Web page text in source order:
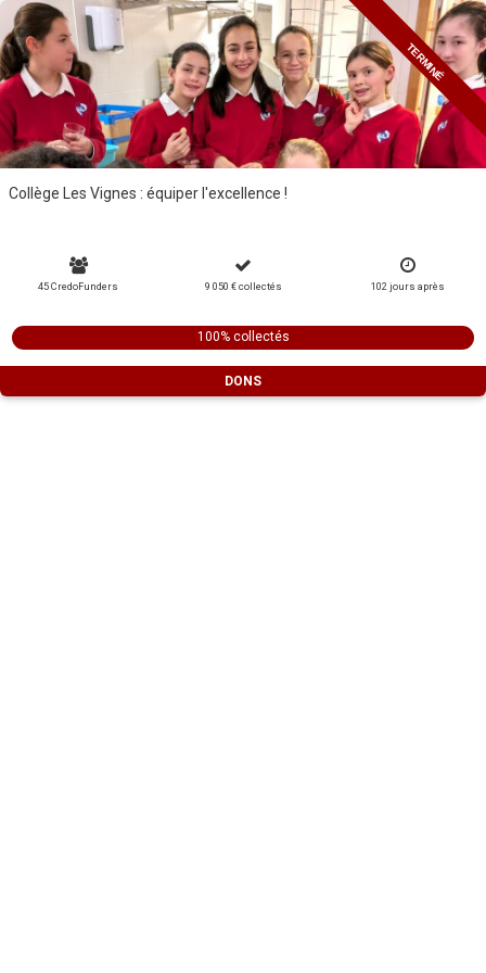
TERMINÉ
Collège Les Vignes : équiper l'excellence !
45 CredoFunders 9 050 €collectés 102 jours après
100% collectés
DONS